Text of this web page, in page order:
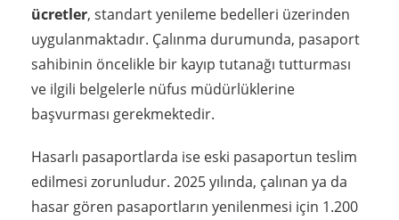
ücretler, standart yenileme bedelleri üzerinden
uygulanmaktadır. Çalınma durumunda, pasaport
sahibinin öncelikle bir kayıp tutanağı tutturması
ve ilgili belgelerle nüfus müdürlüklerine
başvurması gerekmektedir.
Hasarlı pasaportlarda ise eski pasaportun teslim
edilmesi zorunludur. 2025 yılında, çalınan ya da
hasar gören pasaportların yenilenmesi için 1.200